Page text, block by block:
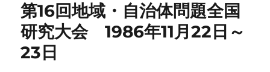
第16回地域・自治体問題全国
研究大会 1986年11月22日～
23日